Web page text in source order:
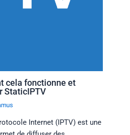
cela fonctionne et
StaticIPTV
Internet (IPTV) est une